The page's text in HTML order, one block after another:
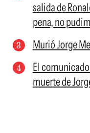
salida de
pena, no
Murió Jorge
El
muerte de